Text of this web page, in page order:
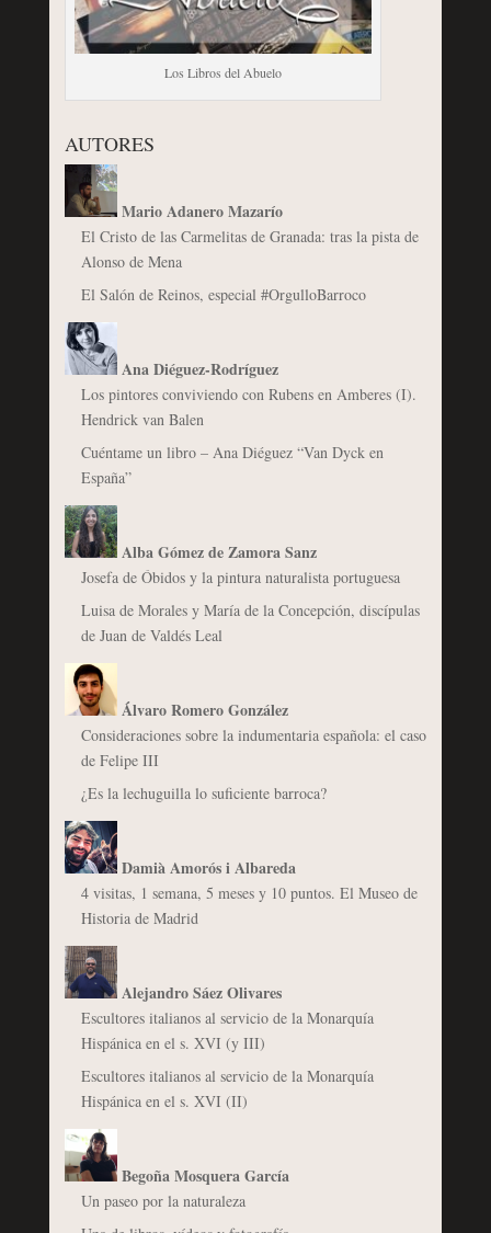
Los Libros del Abuelo
AUTORES
Mario Adanero Mazarío
El Cristo de las Carmelitas de Granada: tras la pista de
Alonso de Mena
El Salón de Reinos, especial #OrgulloBarroco
Ana Diéguez-Rodríguez
Los pintores conviviendo con Rubens en Amberes (I).
Hendrick van Balen
Cuéntame un libro – Ana Diéguez “Van Dyck en
España”
Alba Gómez de Zamora Sanz
Josefa de Óbidos y la pintura naturalista portuguesa
Luisa de Morales y María de la Concepción, discípulas
de Juan de Valdés Leal
Álvaro Romero González
Consideraciones sobre la indumentaria española: el caso
de Felipe III
¿Es la lechuguilla lo suficiente barroca?
Damià Amorós i Albareda
4 visitas, 1 semana, 5 meses y 10 puntos. El Museo de
Historia de Madrid
Alejandro Sáez Olivares
Escultores italianos al servicio de la Monarquía
Hispánica en el s. XVI (y III)
Escultores italianos al servicio de la Monarquía
Hispánica en el s. XVI (II)
Begoña Mosquera García
Un paseo por la naturaleza